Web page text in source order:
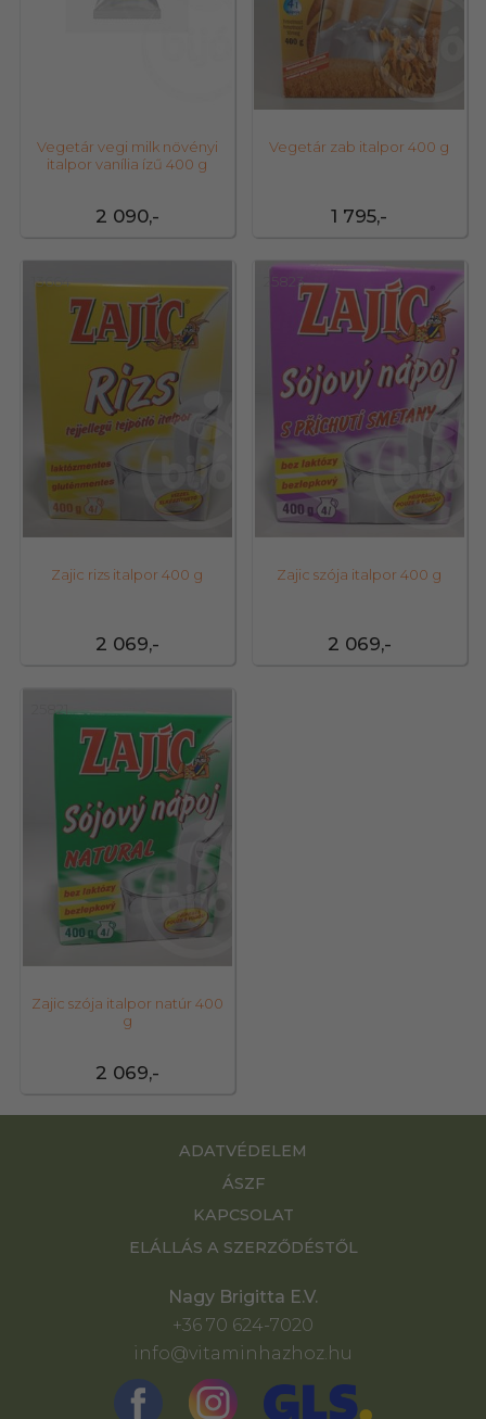
2 090,-
Vegetár vegi milk növényi
italpor vanília ízű 400 g
1 795,-
Vegetár zab italpor 400 g
13664
2 069,-
Zajic rizs italpor 400 g
25823
2 069,-
Zajic szója italpor 400 g
25821
2 069,-
Zajic szója italpor natúr 400
g
ADATVÉDELEM
ÁSZF
KAPCSOLAT
ELÁLLÁS A SZERZŐDÉSTŐL
Nagy Brigitta E.V.
+36 70 624-7020
info@vitaminhazhoz.hu